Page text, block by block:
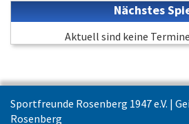
Nächstes
Aktuell sind keine
Sportfreunde Rosenberg 1947 e.V. |
Rosenberg